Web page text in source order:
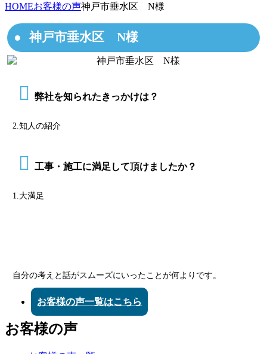
HOMEお客様の声神戸市垂水区 N様
神戸市垂水区 N様
弊社を知られたきっかけは？
2.知人の紹介
工事・施工に満足して頂けましたか？
1.大満足
自分の考えと話がスムーズにいったことが何よりです。
お客様の声一覧はこちら
お客様の声